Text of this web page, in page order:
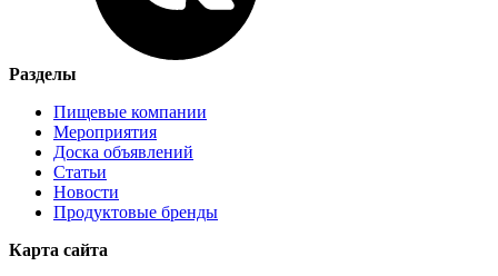
Разделы
Пищевые компании
Мероприятия
Доска объявлений
Статьи
Новости
Продуктовые бренды
Карта сайта